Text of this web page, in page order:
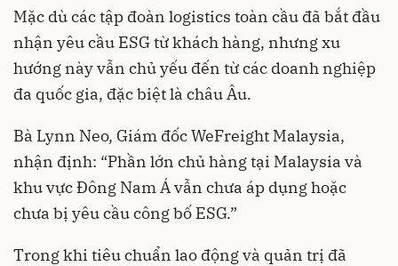
Mặc dù các tập đoàn logistics toàn cầu đã bắt đầu
nhận yêu cầu ESG từ khách hàng, nhưng xu
hướng này vẫn chủ yếu đến từ các doanh nghiệp
đa quốc gia, đặc biệt là châu Âu.
Bà Lynn Neo, Giám đốc WeFreight Malaysia,
nhận định: “Phần lớn chủ hàng tại Malaysia và
khu vực Đông Nam Á vẫn chưa áp dụng hoặc
chưa bị yêu cầu công bố ESG.”
Trong khi tiêu chuẩn lao động và quản trị đã